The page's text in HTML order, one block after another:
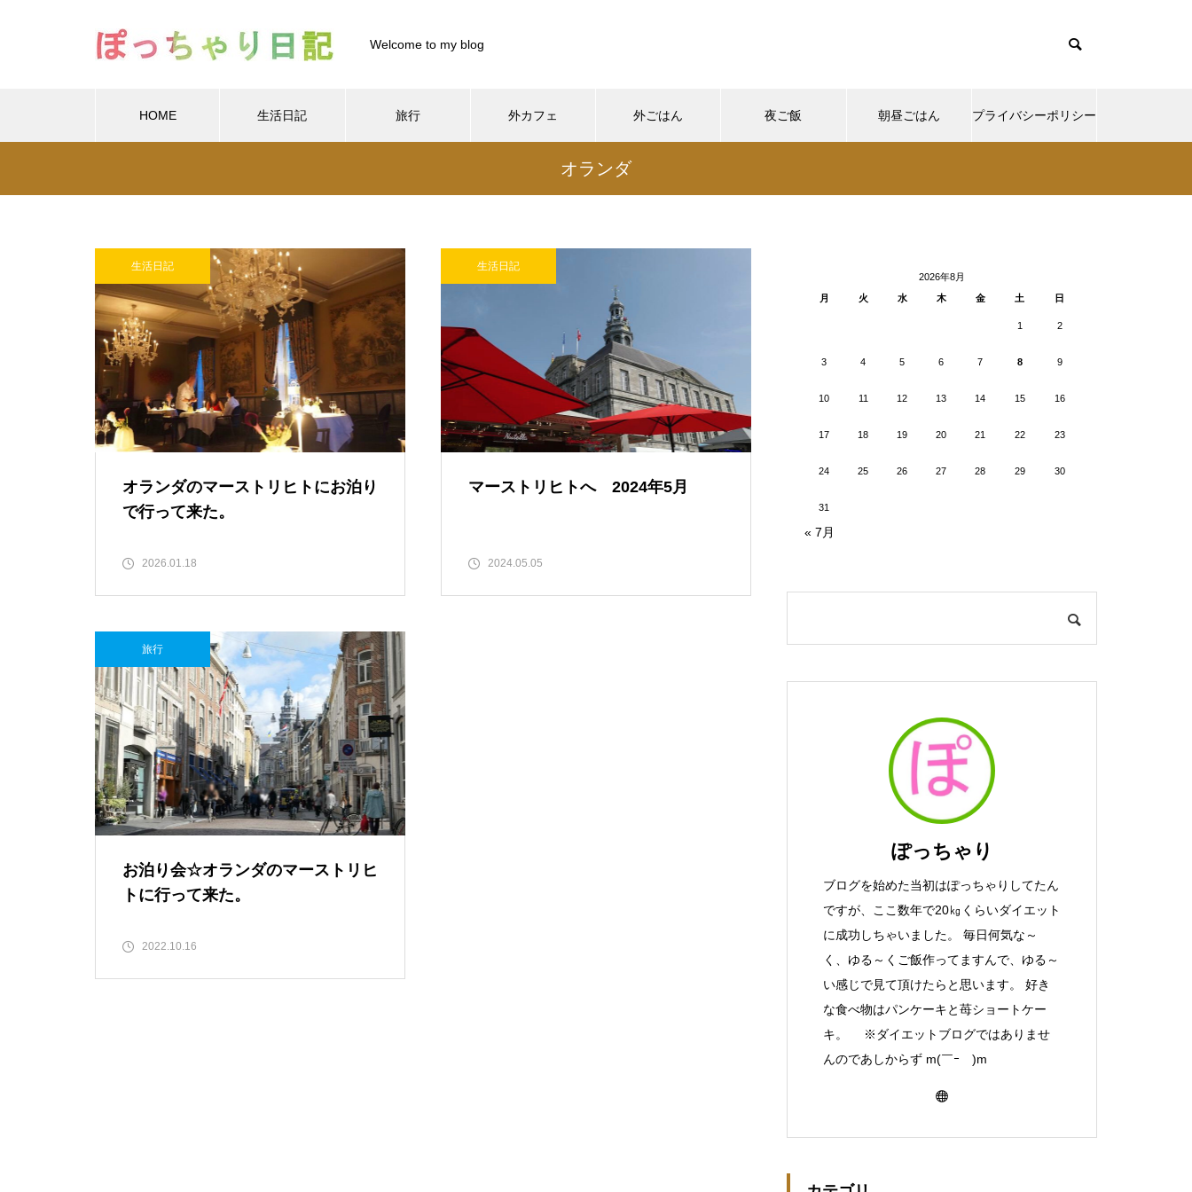
Welcome to my blog
HOME 生活日記 旅行 外カフェ 外ごはん 夜ご飯 朝昼ごはん プライバシーポリシー
/home/xs899844/pocharinikki.com/public_html/wp-content/themes/muum_tcd085/functions/menu.php
content/themes/muum_tcd085/functions/menu.php
48
オランダ
生活日記
オランダのマーストリヒトにお泊り
で行って来た。
2026.01.18
生活日記
マーストリヒトへ 2024年5月
2024.05.05
旅行
お泊り会☆オランダのマーストリヒ
トに行って来た。
2022.10.16
2026年8月
月
火 水 木 金 土 日
1 2
3 4 5 6 7 8 9
10 11 12 13 14 15 16
17 18 19 20 21 22 23
24 25 26 27 28 29 30
31
« 7月
ぽっちゃり
ブログを始めた当初はぽっちゃりしてたん
ですが、ここ数年で20㎏くらいダイエット
に成功しちゃいました。 毎日何気な～
く、ゆる～くご飯作ってますんで、ゆる～
い感じで見て頂けたらと思います。 好き
な食べ物はパンケーキと苺ショートケー
キ。 ※ダイエットブログではありませ
んのであしからず m(￣ｰ￣)m